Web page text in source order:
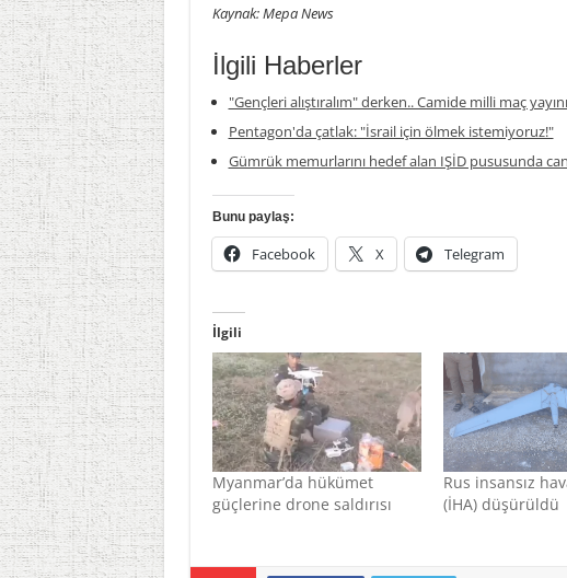
Kaynak: Mepa News
İlgili Haberler
"Gençleri alıştıralım" derken.. Camide milli maç
Pentagon'da çatlak: "İsrail için ölmek istemiyoruz!"
Gümrük memurlarını hedef alan IŞİD pususunda
Bunu paylaş:
Facebook X Telegram
İlgili
Myanmar’da hükümet
güçlerine drone saldırısı
Rus insansız
(İHA) düşürüldü